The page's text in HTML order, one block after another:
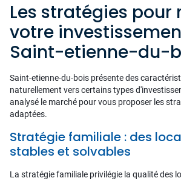
Les stratégies pour
votre
Saint-etienne-du-
Saint-etienne-du-bois présente des
naturellement vers certains types
analysé le marché pour vous proposer les
adaptées.
Stratégie familiale : des
stables et solvables
La stratégie familiale privilégie la qualité des